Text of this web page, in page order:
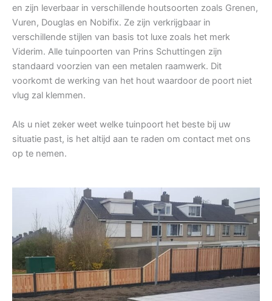
en zijn leverbaar in verschillende houtsoorten zoals Grenen,
Vuren, Douglas en Nobifix. Ze zijn verkrijgbaar in
verschillende stijlen van basis tot luxe zoals het merk
Viderim. Alle tuinpoorten van Prins Schuttingen zijn
standaard voorzien van een metalen raamwerk. Dit
voorkomt de werking van het hout waardoor de poort niet
vlug zal klemmen.
Als u niet zeker weet welke tuinpoort het beste bij uw
situatie past, is het altijd aan te raden om contact met ons
op te nemen.